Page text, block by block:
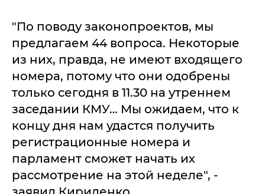
"По поводу законопроектов, мы
предлагаем 44 вопроса. Некоторые
из них, правда, не имеют входящего
номера, потому что они одобрены
только сегодня в 11.30 на утреннем
заседании КМУ… Мы ожидаем, что к
концу дня нам удастся получить
регистрационные номера и
парламент сможет начать их
рассмотрение на этой неделе", -